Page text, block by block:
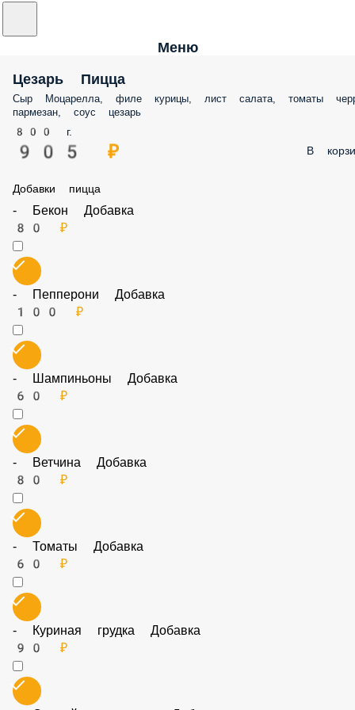
Меню
Цезарь Пицца
Сыр Моцарелла, филе курицы, лист салата, томаты
пармезан, соус цезарь
800 г.
905 ₽ В
Добавки пицца
- Бекон Добавка
80 ₽
- Пепперони Добавка
100 ₽
- Шампиньоны Добавка
60 ₽
- Ветчина Добавка
80 ₽
- Томаты Добавка
60 ₽
- Куриная грудка Добавка